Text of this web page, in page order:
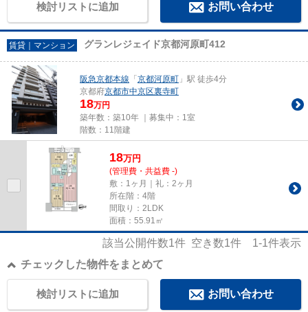
検討リストに追加 お問い合わせ
賃貸｜マンション グランレジェイド京都河原町412
阪急京都本線 「 京都河原町 」駅 徒歩4分
京都府京都市中京区裏寺町
18万円
築年数：築10年 ｜募集中： 1室
階数：11階建
18万円
(管理費・共益費 -)
敷：1ヶ月｜礼：2ヶ月
所在階：4階
間取り：2LDK
面積：55.91㎡
該当公開件数1件 空き数1件 1-1件表示
チェックした物件をまとめて
お問い合わせ
検討リストに追加